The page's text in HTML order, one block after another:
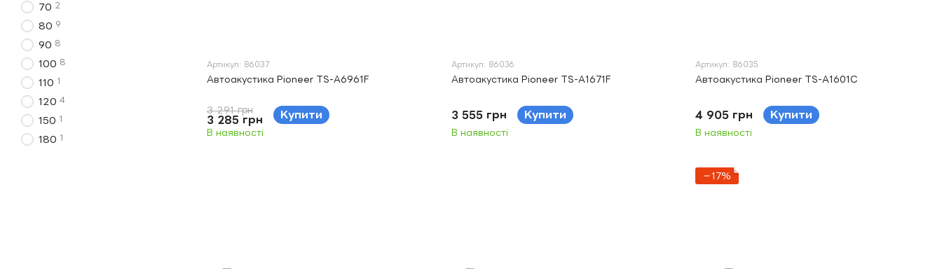
Артикул: 86037
Автоакустика Pioneer TS-A6961F
3 291 грн
3 285 грн Купити
В наявності
Артикул: 86036
Автоакустика Pioneer TS-A1671F
3 555 грн Купити
В наявності
Артикул: 86035
Автоакустика Pioneer TS-A1601C
4 905 грн Купити
В наявності
−17%
70 2
80 9
90 8
100 8
110 1
120 4
150 1
180 1